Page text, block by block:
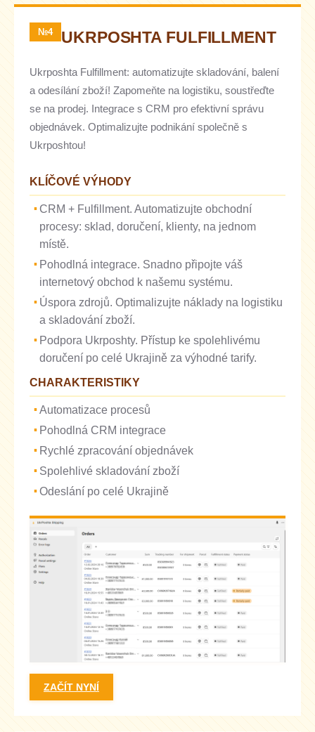
№4 UKRPOSHTA FULFILLMENT
Ukrposhta Fulfillment: automatizujte skladování, balení
a odesílání zboží! Zapomeňte na logistiku, soustřeďte
se na prodej. Integrace s CRM pro efektivní správu
objednávek. Optimalizujte podnikání společně s
Ukrposhtou!
KLÍČOVÉ VÝHODY
CRM + Fulfillment. Automatizujte obchodní
procesy: sklad, doručení, klienty, na jednom
místě.
Pohodlná integrace. Snadno připojte váš
internetový obchod k našemu systému.
Úspora zdrojů. Optimalizujte náklady na logistiku
a skladování zboží.
Podpora Ukrposhty. Přístup ke spolehlivému
doručení po celé Ukrajině za výhodné tarify.
CHARAKTERISTIKY
Automatizace procesů
Pohodlná CRM integrace
Rychlé zpracování objednávek
Spolehlivé skladování zboží
Odeslání po celé Ukrajině
ZAČÍT NYNÍ